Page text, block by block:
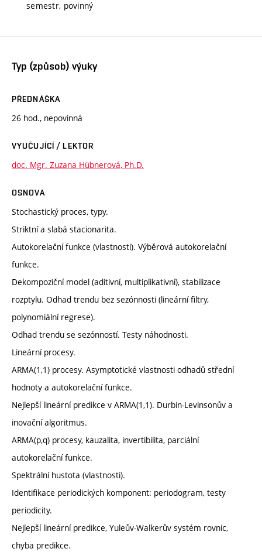
semestr, povinný
Typ (způsob) výuky
PŘEDNÁŠKA
26 hod., nepovinná
VYUČUJÍCÍ / LEKTOR
doc. Mgr. Zuzana Hübnerová, Ph.D.
OSNOVA
Stochastický proces, typy.
Striktní a slabá stacionarita.
Autokorelační funkce (vlastnosti). Výběrová autokorelační
funkce.
Dekompoziční model (aditivní, multiplikativní), stabilizace
rozptylu. Odhad trendu bez sezónnosti (lineární filtry,
polynomiální regrese).
Odhad trendu se sezónností. Testy náhodnosti.
Lineární procesy.
ARMA(1,1) procesy. Asymptotické vlastnosti odhadů střední
hodnoty a autokorelační funkce.
Nejlepší lineární predikce v ARMA(1,1). Durbin-Levinsonův a
inovační algoritmus.
ARMA(p,q) procesy, kauzalita, invertibilita, parciální
autokorelační funkce.
Spektrální hustota (vlastnosti).
Identifikace periodických komponent: periodogram, testy
periodicity.
Nejlepší lineární predikce, Yuleův-Walkerův systém rovnic,
chyba predikce.